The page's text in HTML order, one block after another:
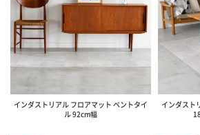
インダストリアル フロアマット ベントタイ
ル 92cm幅
インダスト